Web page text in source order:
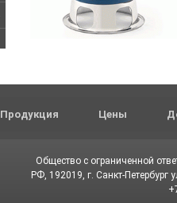
Продукция Цены
Общество с ограниченной
РФ, 192019, г. Санкт-